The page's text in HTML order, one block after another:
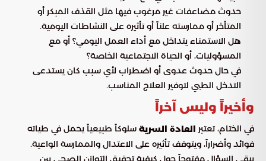
حدوث مضاعفات غير مرغوب فيها مثل القذف المبكر أو
المتأخر أو ممارسته علناً أو تأثيره على النشاطات اليومية.
هل الاستمناء يتداخل مع أداء العمل اليومي؟ أو مع
المسؤوليات، أو الحياة الاجتماعية الخاصة؟
في حال حدوث عدوى أو اضطراب لأي سبب كان يستدعى
التدخل الطبي لتوفير العلاج المناسب.
وأخيراً وليس آخراً
في الختام، تعتبر العادة السرية سلوكاً طبيعياً يحمل في طياته
فوائد وأضراراً، ويتوقف تأثيره على الاعتدال والممارسة الواعية.
يبقى السؤال مفتوحاً حول كيفية تحقيق التوازن الصحي بين